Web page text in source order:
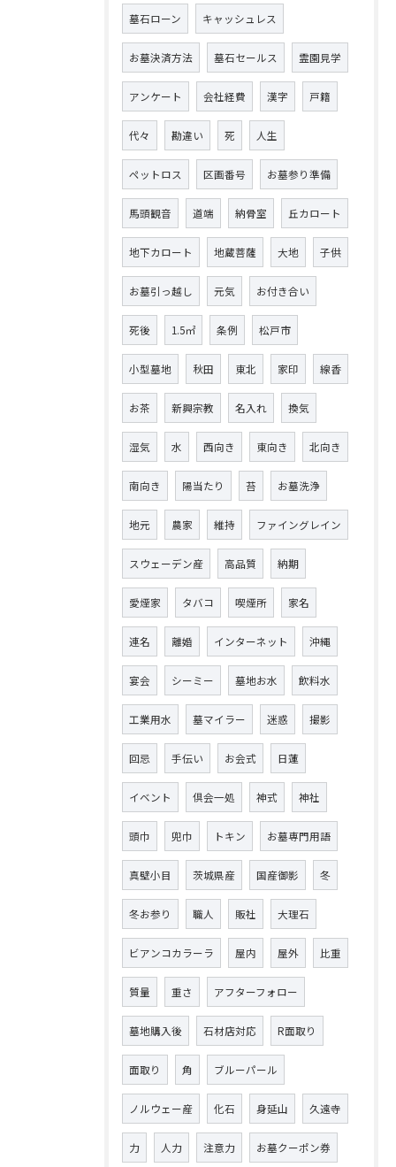
墓石ローン キャッシュレス
お墓決済方法 墓石セールス 霊園見学
アンケート 会社経費 漢字 戸籍
代々 勘違い 死 人生
ペットロス 区画番号 お墓参り準備
馬頭観音 道端 納骨室 丘カロート
地下カロート 地蔵菩薩 大地 子供
お墓引っ越し 元気 お付き合い
死後 1.5㎡ 条例 松戸市
小型墓地 秋田 東北 家印 線香
お茶 新興宗教 名入れ 換気
湿気 水 西向き 東向き 北向き
南向き 陽当たり 苔 お墓洗浄
地元 農家 維持 ファイングレイン
スウェーデン産 高品質 納期
愛煙家 タバコ 喫煙所 家名
連名 離婚 インターネット 沖縄
宴会 シーミー 墓地お水 飲料水
工業用水 墓マイラー 迷惑 撮影
回忌 手伝い お会式 日蓮
イベント 倶会一処 神式 神社
頭巾 兜巾 トキン お墓専門用語
真壁小目 茨城県産 国産御影 冬
冬お参り 職人 販社 大理石
ビアンコカラーラ 屋内 屋外 比重
質量 重さ アフターフォロー
墓地購入後 石材店対応 R面取り
面取り 角 ブルーパール
ノルウェー産 化石 身延山 久遠寺
力 人力 注意力 お墓クーポン券